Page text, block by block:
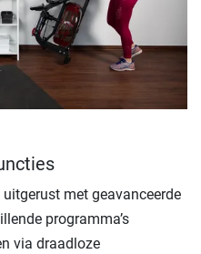
met geavanceerde
programma’s
via draadloze